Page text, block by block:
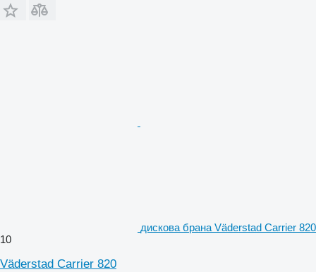
дискова брана Väderstad Carrier 820
10
Väderstad Carrier 820